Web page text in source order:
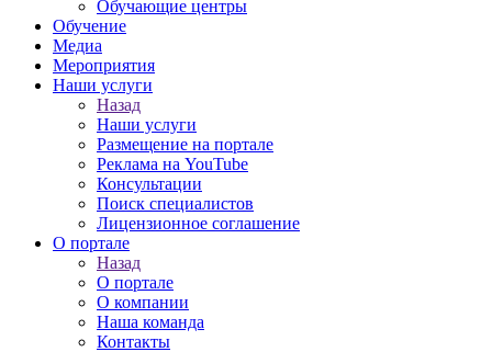
Обучающие центры
Обучение
Медиа
Мероприятия
Наши услуги
Назад
Наши услуги
Размещение на портале
Реклама на YouTube
Консультации
Поиск специалистов
Лицензионное соглашение
О портале
Назад
О портале
О компании
Наша команда
Контакты